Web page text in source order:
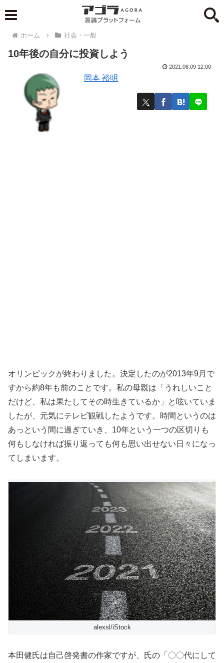
ホーム 社会・一般
10年後の自分に投資しよう
岡本 裕明
2021.08.09 12:00
オリンピックが終わりました。決定したのが2013年9月で
すから約8年も前のことです。私の母親は「うれしいこと
だけど、私は果たしてその時生きているか」と呟いていま
したが、元気にテレビ観戦したようです。時間というのは
あっという間に過ぎていき、10年という一つの区切りも
何もしなければ振り返っても何も思い出せない日々になっ
てしまいます。
alexsl/iStock
本田健氏は自己啓発書の作家ですが、氏の「〇〇代にして